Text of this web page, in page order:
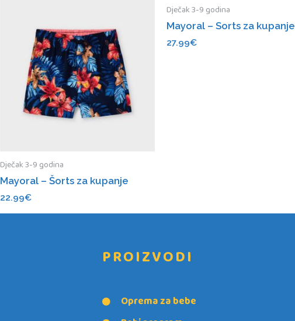
Dječak 3-9 godina
Mayoral – Šorts za kupanje
22.99€
Dječak 3-9 godina
Mayoral – Sorts za kupanje
27.99€
PROIZVODI
Oprema za bebe